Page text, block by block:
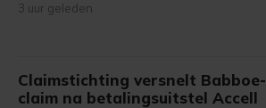
3 uur geleden
Claimstichting versnelt Babboe-
claim na betalingsuitstel Accell